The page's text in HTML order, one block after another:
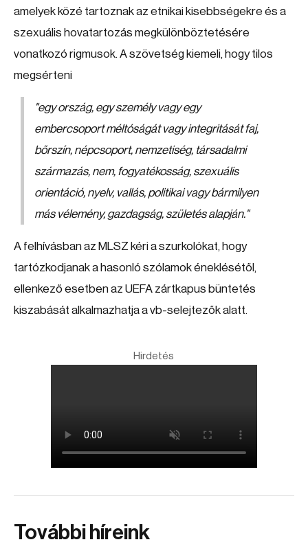
amelyek közé tartoznak az etnikai kisebbségekre és a
szexuális hovatartozás megkülönböztetésére
vonatkozó rigmusok. A szövetség kiemeli, hogy tilos
megsérteni
"egy ország, egy személy vagy egy
embercsoport méltóságát vagy integritását faj,
bőrszín, népcsoport, nemzetiség, társadalmi
származás, nem, fogyatékosság, szexuális
orientáció, nyelv, vallás, politikai vagy bármilyen
más vélemény, gazdagság, születés alapján."
A felhívásban az MLSZ kéri a szurkolókat, hogy
tartózkodjanak a hasonló szólamok éneklésétől,
ellenkező esetben az UEFA zártkapus büntetés
kiszabását alkalmazhatja a vb-selejtezők alatt.
Hirdetés
További híreink